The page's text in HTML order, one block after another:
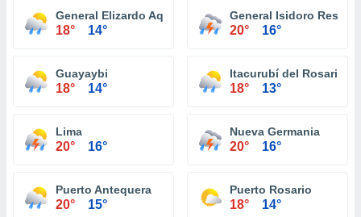
General Elizardo Aquino
18° 14°
General Isidoro
20° 16°
Guayaybi
18° 14°
Itacurubí del Rosario
18° 13°
Lima
20° 16°
Nueva Germania
20° 16°
Puerto Antequera
20° 15°
Puerto Rosario
18° 14°